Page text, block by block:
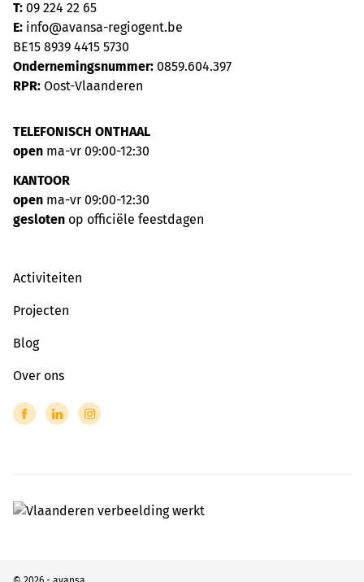
T: 09 224 22 65
E: info@avansa-regiogent.be
BE15 8939 4415 5730
Ondernemingsnummer: 0859.604.397
RPR: Oost-Vlaanderen
TELEFONISCH ONTHAAL
open ma-vr 09:00-12:30
KANTOOR
open ma-vr 09:00-12:30
gesloten op officiële feestdagen
Activiteiten
Projecten
Blog
Over ons